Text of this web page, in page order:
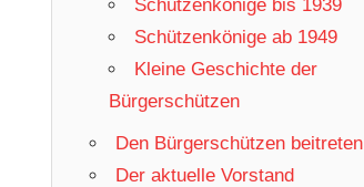
Schützenkönige bis 1939
Schützenkönige ab 1949
Kleine Geschichte der
Bürgerschützen
Den Bürgerschützen beitreten
Der aktuelle Vorstand